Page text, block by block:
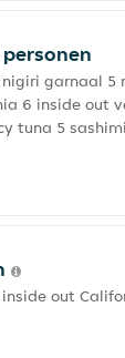
garnaal
6 inside out
tuna 5
out